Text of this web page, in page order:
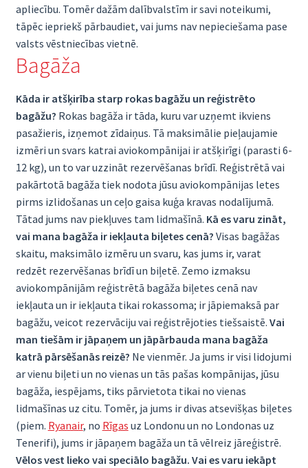
apliecību. Tomēr dažām dalībvalstīm ir savi noteikumi,
tāpēc iepriekš pārbaudiet, vai jums nav nepieciešama pase
valsts vēstniecības vietnē.
Bagāža
Kāda ir atšķirība starp rokas bagāžu un reģistrēto
bagāžu? Rokas bagāža ir tāda, kuru var uzņemt ikviens
pasažieris, izņemot zīdaiņus. Tā maksimālie pieļaujamie
izmēri un svars katrai aviokompānijai ir atšķirīgi (parasti 6-
12 kg), un to var uzzināt rezervēšanas brīdī. Reģistrētā vai
pakārtotā bagāža tiek nodota jūsu aviokompānijas letes
pirms izlidošanas un ceļo gaisa kuģa kravas nodalījumā.
Tātad jums nav piekļuves tam lidmašīnā. Kā es varu zināt,
vai mana bagāža ir iekļauta biļetes cenā? Visas bagāžas
skaitu, maksimālo izmēru un svaru, kas jums ir, varat
redzēt rezervēšanas brīdī un biļetē. Zemo izmaksu
aviokompānijām reģistrētā bagāža biļetes cenā nav
iekļauta un ir iekļauta tikai rokassoma; ir jāpiemaksā par
bagāžu, veicot rezervāciju vai reģistrējoties tiešsaistē. Vai
man tiešām ir jāpaņem un jāpārbauda mana bagāža
katrā pārsēšanās reizē? Ne vienmēr. Ja jums ir visi lidojumi
ar vienu biļeti un no vienas un tās pašas kompānijas, jūsu
bagāža, iespējams, tiks pārvietota tikai no vienas
lidmašīnas uz citu. Tomēr, ja jums ir divas atsevišķas biļetes
(piem. Ryanair, no Rīgas uz Londonu un no Londonas uz
Tenerifi), jums ir jāpaņem bagāža un tā vēlreiz jāreģistrē.
Vēlos vest lieko vai speciālo bagāžu. Vai es varu iekāpt